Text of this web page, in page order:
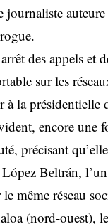
des appels et
sur les
la présidentielle
encore une
précisant
Beltrán,
même réseau
(nord-